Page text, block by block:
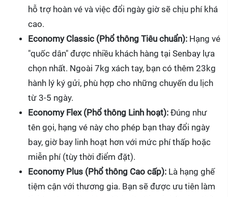
hỗ trợ hoàn vé và việc đổi ngày giờ sẽ chịu phí khá
cao.
Economy Classic (Phổ thông Tiêu chuẩn): Hạng vé
"quốc dân" được nhiều khách hàng tại Senbay lựa
chọn nhất. Ngoài 7kg xách tay, bạn có thêm 23kg
hành lý ký gửi, phù hợp cho những chuyến du lịch
từ 3-5 ngày.
Economy Flex (Phổ thông Linh hoạt): Đúng như
tên gọi, hạng vé này cho phép bạn thay đổi ngày
bay, giờ bay linh hoạt hơn với mức phí thấp hoặc
miễn phí (tùy thời điểm đặt).
Economy Plus (Phổ thông Cao cấp): Là hạng ghế
tiệm cận với thương gia. Bạn sẽ được ưu tiên làm